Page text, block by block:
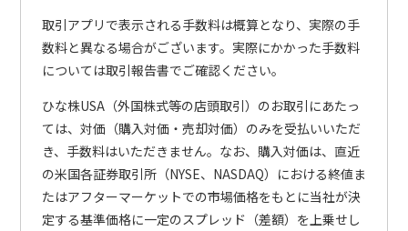
取引アプリで表示される手数料は概算となり、実際の手
数料と異なる場合がございます。実際にかかった手数料
については取引報告書でご確認ください。
ひな株USA（外国株式等の店頭取引）のお取引にあたっ
ては、対価（購入対価・売却対価）のみを受払いいただ
き、手数料はいただきません。なお、購入対価は、直近
の米国各証券取引所（NYSE、NASDAQ）における終値ま
たはアフターマーケットでの市場価格をもとに当社が決
定する基準価格に一定のスプレッド（差額）を上乗せし